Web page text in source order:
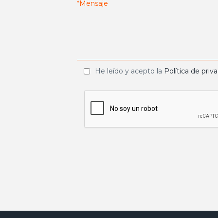
He leído y acepto la Política de